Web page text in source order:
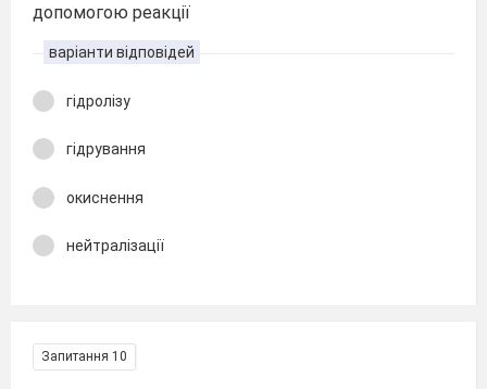
допомогою реакції
варіанти відповідей
гідролізу
гідрування
окиснення
нейтралізації
Запитання 10